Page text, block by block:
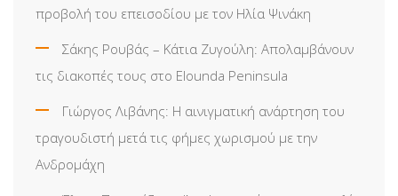
προβολή του επεισοδίου με τον Ηλία Ψινάκη
Σάκης Ρουβάς – Κάτια Ζυγούλη: Απολαμβάνουν
τις διακοπές τους στο Elounda Peninsula
Γιώργος Λιβάνης: Η αινιγματική ανάρτηση του
τραγουδιστή μετά τις φήμες χωρισμού με την
Ανδρομάχη